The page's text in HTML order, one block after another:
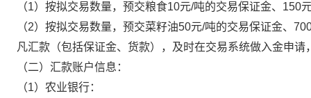
（1）按拟交易数量，预交粮食10元/吨的交易保证金、 150
（2）按拟交易数量，预交菜籽油50元/吨的交易保证金、
凡汇款（包括保证金、货款），及时在交易系统做入金申请
（二）汇款账户信息：
（1）农业银行：